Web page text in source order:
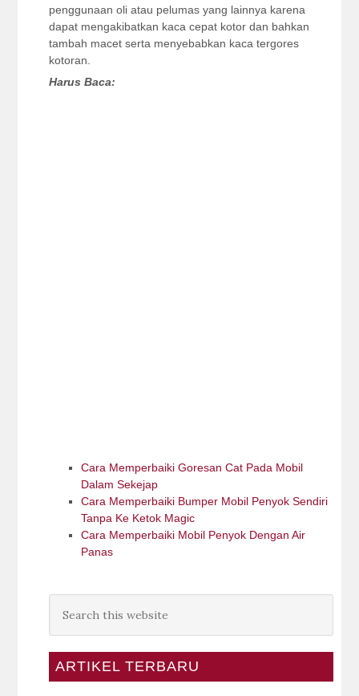
penggunaan oli atau pelumas yang lainnya karena
dapat mengakibatkan kaca cepat kotor dan bahkan
tambah macet serta menyebabkan kaca tergores
kotoran.
Harus Baca:
Cara Memperbaiki Goresan Cat Pada Mobil
Dalam Sekejap
Cara Memperbaiki Bumper Mobil Penyok Sendiri
Tanpa Ke Ketok Magic
Cara Memperbaiki Mobil Penyok Dengan Air
Panas
ARTIKEL TERBARU